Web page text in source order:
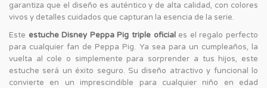
garantiza que el diseño es auténtico y de alta calidad, con colores
vivos y detalles cuidados que capturan la esencia de la serie.
Este estuche Disney Peppa Pig triple oficiales el regalo perfecto
para cualquier fan de Peppa Pig. Ya sea para un cumpleaños, la
vuelta al cole o simplemente para sorprender a tus hijos, este
estuche será un éxito seguro. Su diseño atractivo y funcional lo
convierte en un imprescindible para cualquier niño en edad